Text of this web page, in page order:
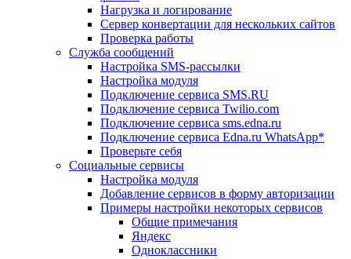
Нагрузка и логирование
Сервер конвертации для нескольких сайтов
Проверка работы
Служба сообщений
Настройка SMS-рассылки
Настройка модуля
Подключение сервиса SMS.RU
Подключение сервиса Twilio.com
Подключение сервиса sms.edna.ru
Подключение сервиса Edna.ru WhatsApp*
Проверьте себя
Социальные сервисы
Настройка модуля
Добавление сервисов в форму авторизации
Примеры настройки некоторых сервисов
Общие примечания
Яндекс
Одноклассники